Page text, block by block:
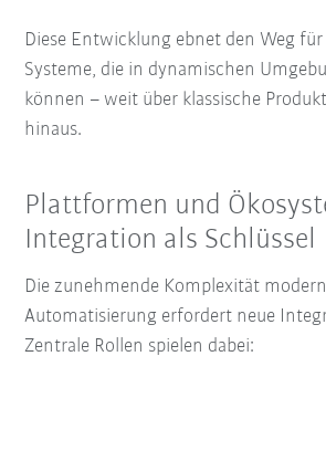
Diese Entwicklung ebnet den Weg
Systeme, die in dynamischen
können – weit über klassische
hinaus.
Plattformen und
Integration als Schlüssel
Die zunehmende Komplexität
Automatisierung erfordert neue
Zentrale Rollen spielen dabei: